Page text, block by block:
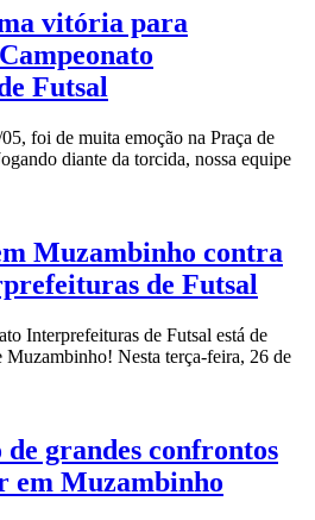
vitória para
Futsal
foi de muita emoção na Praça de
diante da torcida, nossa equipe
Muzambinho contra
de Futsal
Interprefeituras de Futsal está de
Muzambinho! Nesta terça-feira, 26 de
grandes confrontos
em Muzambinho